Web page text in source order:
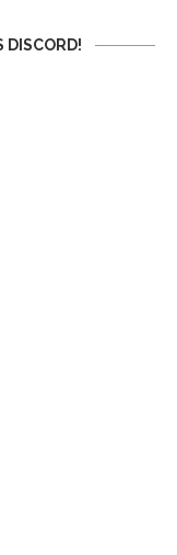
DISCORD!